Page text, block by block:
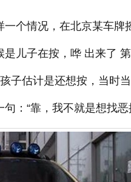
个情况，在北京某车
是儿子在按，哗 出来了
子估计是还想按，当时
：“靠，我不就是想找恶